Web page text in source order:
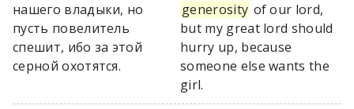
нашего владыки, но
пусть повелитель
спешит, ибо за этой
серной охотятся.
generosity of our lord,
but my great lord should
hurry up, because
someone else wants the
girl.